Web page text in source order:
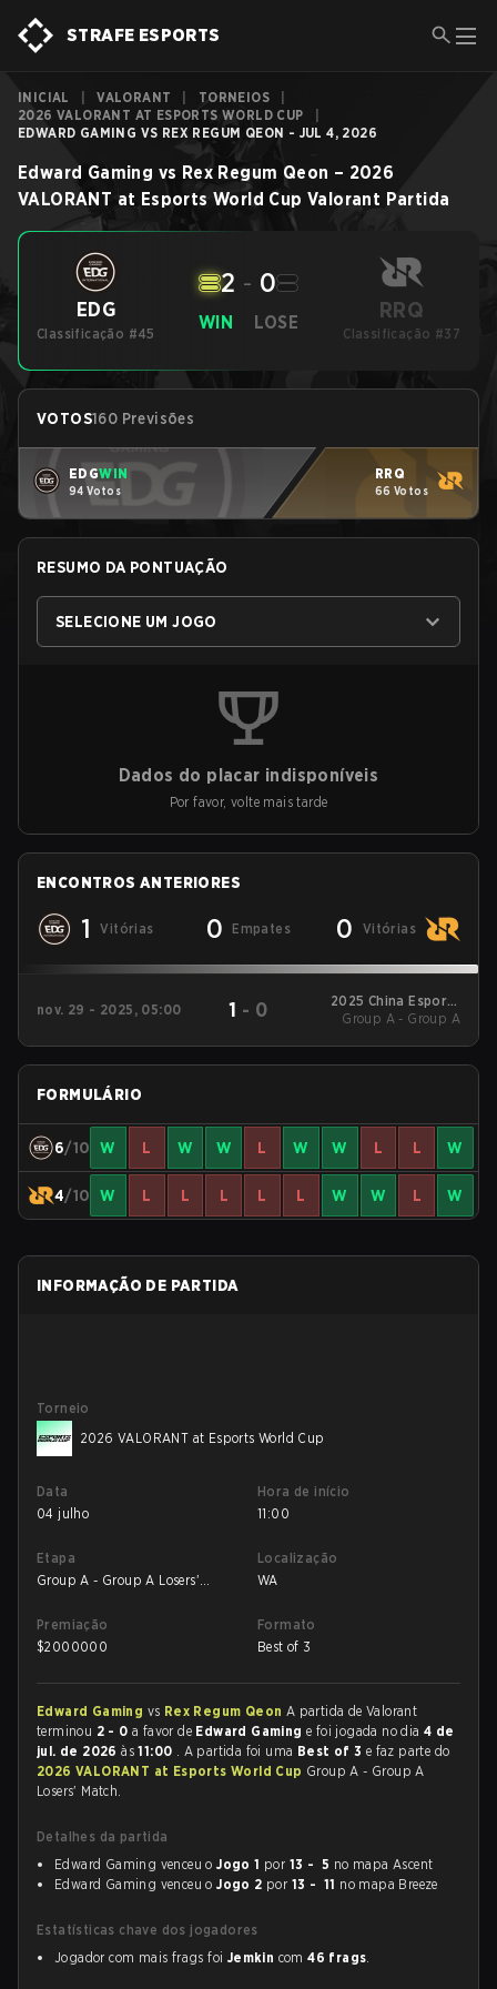
STRAFE ESPORTS
INICIAL VALORANT TORNEIOS
2026 VALORANT AT ESPORTS WORLD CUP
EDWARD GAMING VS REX REGUM QEON - JUL 4, 2026
Edward Gaming vs Rex Regum Qeon – 2026
VALORANT at Esports World Cup Valorant Partida
EDG
Classificação #45
WIN
2 - 0
LOSE RRQ
Classificação #37
VOTOS160 Previsões
EDGWIN
94 Votos
RRQ
66 Votos
RESUMO DA PONTUAÇÃO
SELECIONE UM JOGO
Dados do placar indisponíveis
Por favor, volte mais tarde
ENCONTROS ANTERIORES
1 Vitórias 0 Empates 0 Vitórias
nov. 29 - 2025, 05:00 1 - 0
2025 China Esports
Festival Super
Group A - Group A
FORMULÁRIO
6/10 W L W W L W W L L W
4/10 W L L L L L W W L W
INFORMAÇÃO DE PARTIDA
Torneio
2026 VALORANT at Esports World Cup
Data
04 julho
Hora de início
11:00
Etapa
Group A - Group A Losers'
Localização
WA
Premiação
$2000000
Formato
Best of 3
Edward Gaming vs Rex Regum Qeon A partida de Valorant
terminou 2 - 0 a favor de Edward Gaminge foi jogada no dia4 de
jul. de 2026às11:00 . A partida foi uma Best of 3 e faz parte do
2026 VALORANT at Esports World Cup Group A - Group A
Losers' Match.
Detalhes da partida
Edward Gaming venceu oJogo 1 por 13 - 5 no mapa Ascent
Edward Gaming venceu oJogo 2 por 13 - 11 no mapa Breeze
Estatísticas chave dos jogadores
Jogador com mais frags foi Jemkin com46 frags.